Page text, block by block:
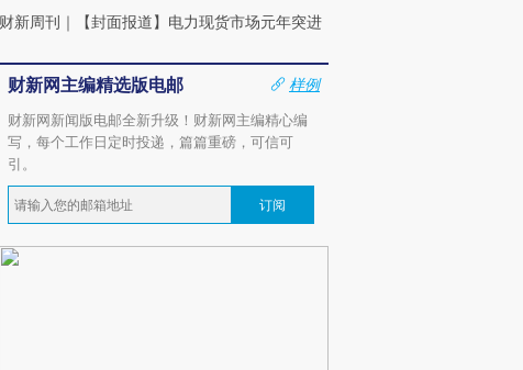
的吸金
么让中产们甘
虐”？
马航飞行员跨国走私7万
粒摇头丸 尿检体内含3种
视线｜被称为“蟑螂”的印
度Z世代 用街头抗争将教
财新周刊 ｜ 【封面报道】电力现货市场元年突进
财新网主编精选版电邮
样例
财新网新闻版电邮全新升级！财新网主编精心编
写，每个工作日定时投递，篇篇重磅，可信可
引。
订阅